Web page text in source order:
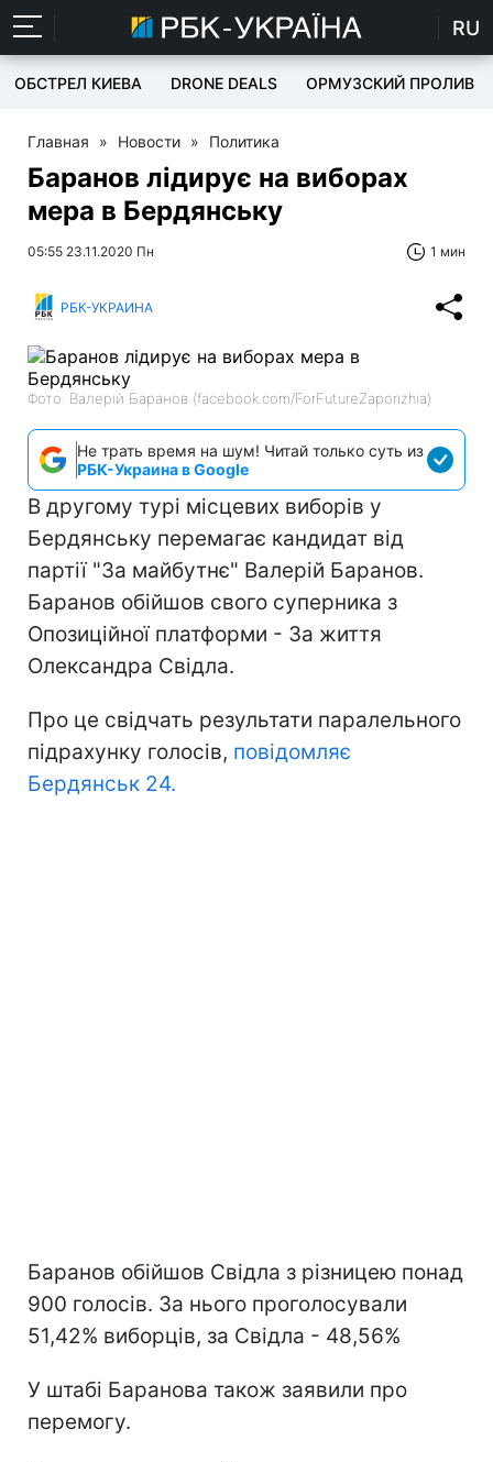
RU
ОБСТРЕЛ КИЕВА DRONE DEALS ОРМУЗСКИЙ ПРОЛИВ
Главная » Новости » Политика
Баранов лідирує на виборах
мера в Бердянську
05:55 23.11.2020 Пн 1 мин
РБК-УКРАИНА
Фото: Валерій Баранов (facebook.com/ForFutureZaporizhia)
Не трать время на шум! Читай только суть из
РБК-Украина в Google
В другому турі місцевих виборів у
Бердянську перемагає кандидат від
партії "За майбутнє" Валерій Баранов.
Баранов обійшов свого суперника з
Опозиційної платформи - За життя
Олександра Свідла.
Про це свідчать результати паралельного
підрахунку голосів, повідомляє
Бердянськ 24.
Баранов обійшов Свідла з різницею понад
900 голосів. За нього проголосували
51,42% виборців, за Свідла - 48,56%
У штабі Баранова також заявили про
перемогу.